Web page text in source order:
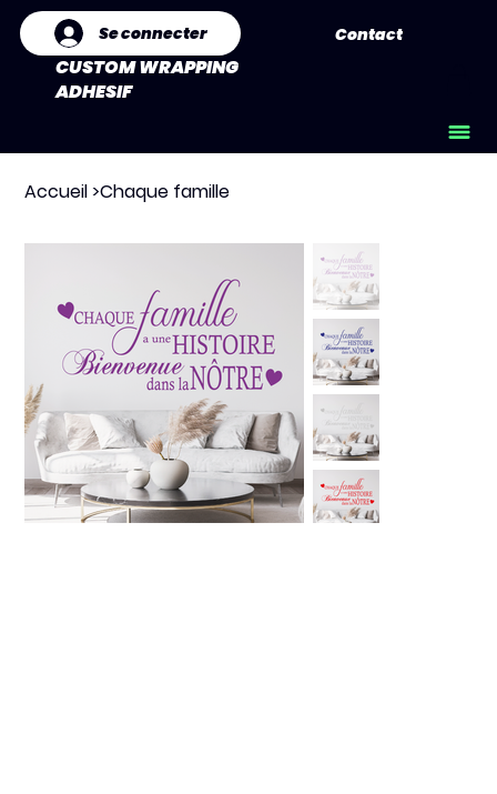
CUSTOM WRAPPING
ADHESIF
Se connecter Contact
Accueil>Chaque famille